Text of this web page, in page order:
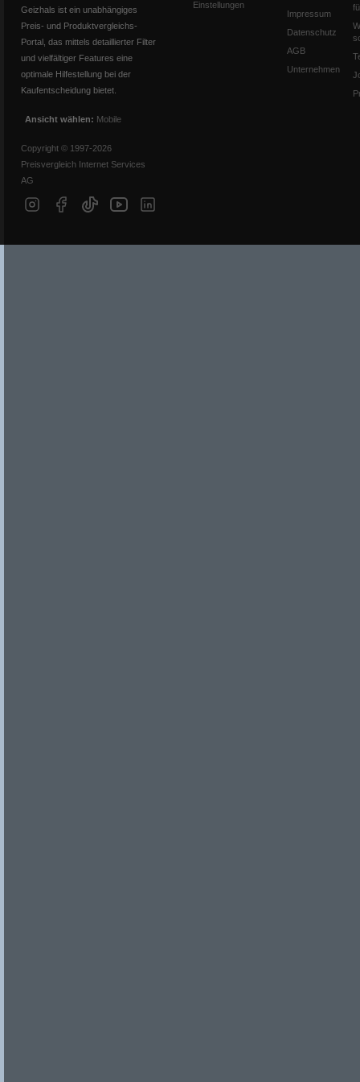
Geizhals ist ein unabhängiges
Preis- und Produktvergleichs-
Portal, das mittels detaillierter Filter
und vielfältiger Features eine
optimale Hilfestellung bei der
Kaufentscheidung bietet.
Ansicht wählen: Mobile
Copyright © 1997-2026
Preisvergleich Internet Services
AG
Einstellungen
Impressum
Datenschutz
AGB
Unternehmen